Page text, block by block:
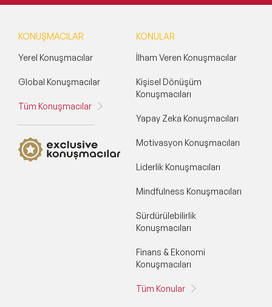
KONUŞMACILAR
Yerel Konuşmacılar
Global Konuşmacılar
Tüm Konuşmacılar
KONULAR
İlham Veren Konuşmacılar
Kişisel Dönüşüm
Konuşmacıları
Yapay Zeka Konuşmacıları
Motivasyon Konuşmacıları
Liderlik Konuşmacıları
Mindfulness Konuşmacıları
Sürdürülebilirlik
Konuşmacıları
Finans & Ekonomi
Konuşmacıları
Tüm Konular